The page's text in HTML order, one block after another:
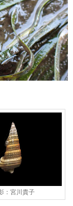
：宮川貴子